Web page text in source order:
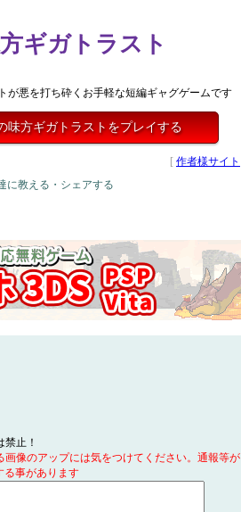
ギガトラスト
が悪を打ち砕くお手軽な短編ギャグゲームです
味方ギガトラストをプレイする
[ 作者様サイト
に教える・シェアする
止！
像のアップには気をつけてください。通報等が
る事があります